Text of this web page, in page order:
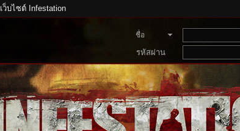
เว็บไซต์ Infestation
ชื่อ
สมาชิก
รหัสผ่าน